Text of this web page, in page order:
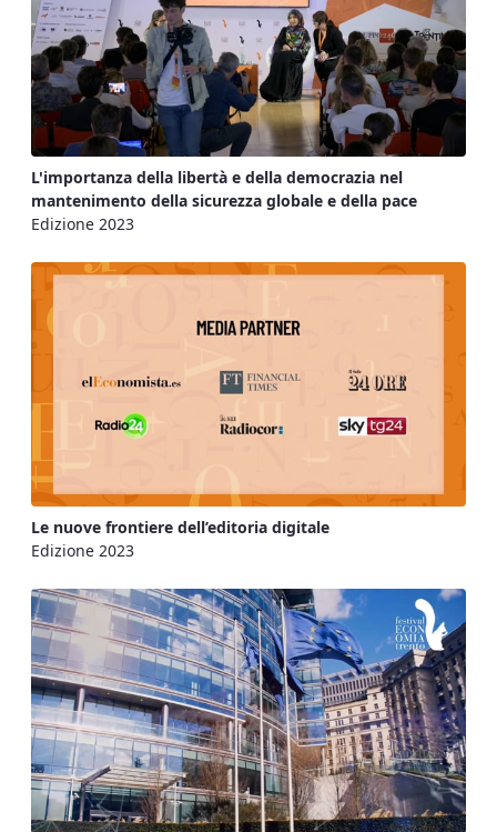
L'importanza della libertà e della democrazia nel
mantenimento della sicurezza globale e della pace
Edizione 2023
Le nuove frontiere dell’editoria digitale
Edizione 2023